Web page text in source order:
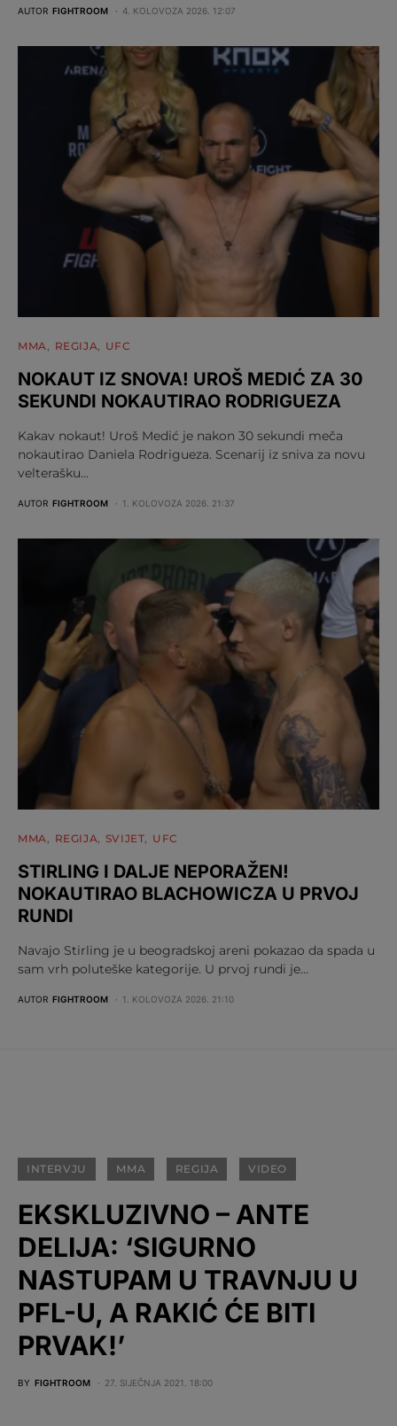
AUTOR FIGHTROOM 4. KOLOVOZA 2026. 12:07
MMA REGIJA UFC
NOKAUT IZ SNOVA! UROŠ MEDIĆ ZA 30
SEKUNDI NOKAUTIRAO RODRIGUEZA
Kakav nokaut! Uroš Medić je nakon 30 sekundi meča
nokautirao Daniela Rodrigueza. Scenarij iz sniva za novu
velterašku…
AUTOR FIGHTROOM 1. KOLOVOZA 2026. 21:37
MMA REGIJA SVIJET UFC
STIRLING I DALJE NEPORAŽEN!
NOKAUTIRAO BLACHOWICZA U PRVOJ
RUNDI
Navajo Stirling je u beogradskoj areni pokazao da spada u
sam vrh poluteške kategorije. U prvoj rundi je…
AUTOR FIGHTROOM 1. KOLOVOZA 2026. 21:10
INTERVJU MMA REGIJA VIDEO
EKSKLUZIVNO – ANTE
DELIJA: ‘SIGURNO
NASTUPAM U TRAVNJU U
PFL-U, A RAKIĆ ĆE BITI
PRVAK!’
BY FIGHTROOM 27. SIJEČNJA 2021. 18:00